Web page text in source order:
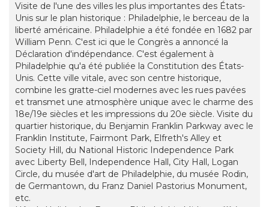
Visite de l'une des villes les plus importantes des États-
Unis sur le plan historique : Philadelphie, le berceau de la
liberté américaine. Philadelphie a été fondée en 1682 par
William Penn. C'est ici que le Congrès a annoncé la
Déclaration d'indépendance. C'est également à
Philadelphie qu'a été publiée la Constitution des États-
Unis. Cette ville vitale, avec son centre historique,
combine les gratte-ciel modernes avec les rues pavées
et transmet une atmosphère unique avec le charme des
18e/19e siècles et les impressions du 20e siècle. Visite du
quartier historique, du Benjamin Franklin Parkway avec le
Franklin Institute, Fairmont Park, Elfreth's Alley et
Society Hill, du National Historic Independence Park
avec Liberty Bell, Independence Hall, City Hall, Logan
Circle, du musée d'art de Philadelphie, du musée Rodin,
de Germantown, du Franz Daniel Pastorius Monument,
etc.